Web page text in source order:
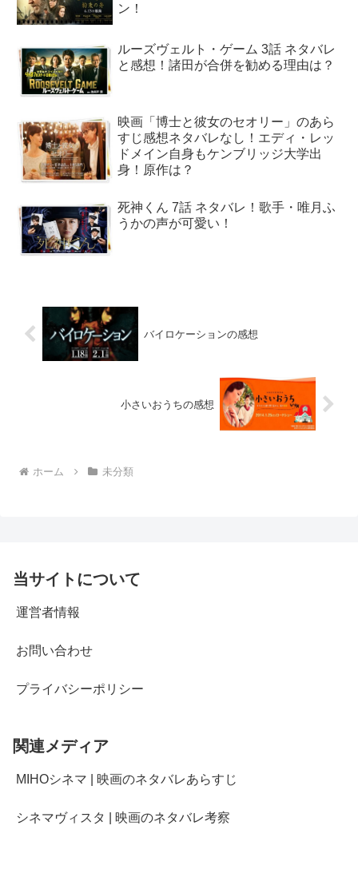
ン！
ルーズヴェルト・ゲーム 3話 ネタバレ
と感想！諸田が合併を勧める理由は？
映画「博士と彼女のセオリー」のあら
すじ感想ネタバレなし！エディ・レッ
ドメイン自身もケンブリッジ大学出
身！原作は？
死神くん 7話 ネタバレ！歌手・唯月ふ
うかの声が可愛い！
バイロケーションの感想
小さいおうちの感想
ホーム 未分類
当サイトについて
運営者情報
お問い合わせ
プライバシーポリシー
関連メディア
MIHOシネマ | 映画のネタバレあらすじ
シネマヴィスタ | 映画のネタバレ考察